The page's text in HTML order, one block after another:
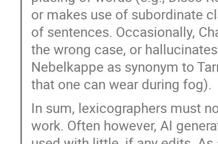
or makes use of subordinate
of sentences. Occasionally,
the wrong case, or
Nebelkappe as synonym to
that one can wear during fog).
In sum, lexicographers must
work. Often however, AI